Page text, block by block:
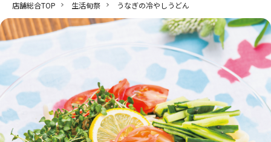
店舗総合TOP 生活旬祭 うなぎの冷やしうどん